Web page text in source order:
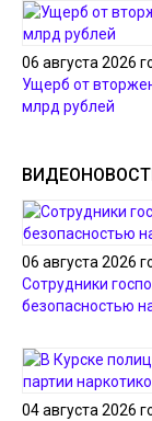
06 августа 2026
Ущерб от
млрд рублей
06 августа 2026
Сотрудники
безопасностью
04 августа 2026